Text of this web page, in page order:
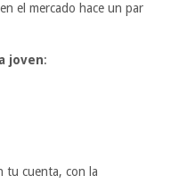
el mercado hace un par
joven:
tu cuenta, con la